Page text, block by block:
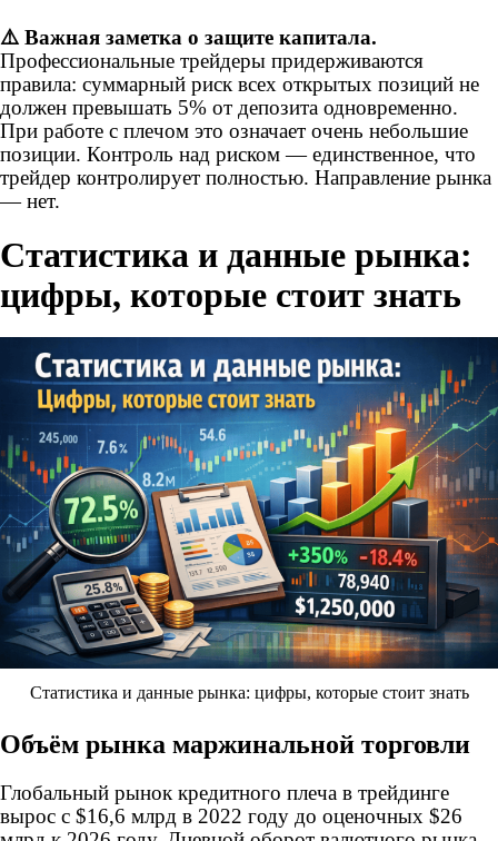
⚠️ Важная заметка о защите капитала.
Профессиональные трейдеры придерживаются
правила: суммарный риск всех открытых позиций не
должен превышать 5% от депозита одновременно.
При работе с плечом это означает очень небольшие
позиции. Контроль над риском — единственное, что
трейдер контролирует полностью. Направление рынка
— нет.
Статистика и данные рынка:
цифры, которые стоит знать
Статистика и данные рынка: цифры, которые стоит знать
Объём рынка маржинальной торговли
Глобальный рынок кредитного плеча в трейдинге
вырос с $16,6 млрд в 2022 году до оценочных $26